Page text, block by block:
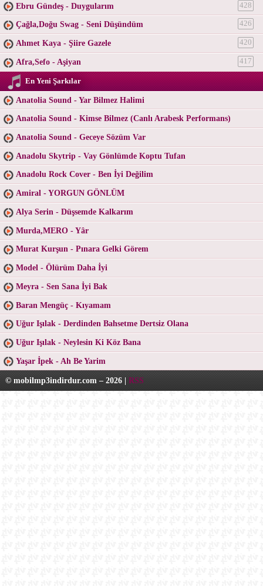
Ebru Gündeş - Duygularım 428
Çağla,Doğu Swag - Seni Düşündüm 426
Ahmet Kaya - Şiire Gazele 420
Afra,Sefo - Aşiyan 417
En Yeni Şarkılar
Anatolia Sound - Yar Bilmez Halimi
Anatolia Sound - Kimse Bilmez (Canlı Arabesk Performans)
Anatolia Sound - Geceye Sözüm Var
Anadolu Skytrip - Vay Gönlümde Koptu Tufan
Anadolu Rock Cover - Ben İyi Değilim
Amiral - YORGUN GÖNLÜM
Alya Serin - Düşsemde Kalkarım
Murda,MERO - Yâr
Murat Kurşun - Pınara Gelki Görem
Model - Ölürüm Daha İyi
Meyra - Sen Sana İyi Bak
Baran Mengüç - Kıyamam
Uğur Işılak - Derdinden Bahsetme Dertsiz Olana
Uğur Işılak - Neylesin Ki Köz Bana
Yaşar İpek - Ah Be Yarim
© mobilmp3indirdur.com – 2026 | RSS